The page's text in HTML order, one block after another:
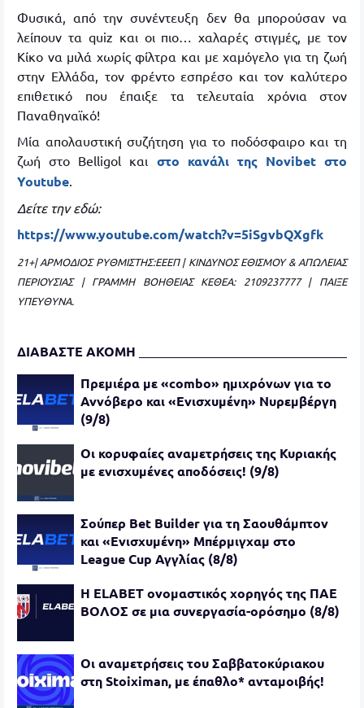
Φυσικά, από την συνέντευξη δεν θα μπορούσαν να
λείπουν τα quiz και οι πιο… χαλαρές στιγμές, με τον
Κίκο να μιλά χωρίς φίλτρα και με χαμόγελο για τη ζωή
στην Ελλάδα, τον φρέντο εσπρέσο και τον καλύτερο
επιθετικό που έπαιξε τα τελευταία χρόνια στον
Παναθηναϊκό!
Μία απολαυστική συζήτηση για το ποδόσφαιρο και τη
ζωή στο Belligol και στο κανάλι της Novibet στο
Youtube.
Δείτε την εδώ:
https://www.youtube.com/watch?v=5iSgvbQXgfk
21+|ΑΡΜΟΔΙΟΣ ΡΥΘΜΙΣΤΗΣ:ΕΕΕΠ| ΚΙΝΔΥΝΟΣ ΕΘΙΣΜΟΥ& ΑΠΩΛΕΙΑΣ
ΠΕΡΙΟΥΣΙΑΣ| ΓΡΑΜΜΗ ΒΟΗΘΕΙΑΣ ΚΕΘΕΑ: 2109237777 | ΠΑΙΞΕ
ΥΠΕΥΘΥΝΑ.
ΔΙΑΒΑΣΤΕ ΑΚΟΜΗ
Πρεμιέρα με «combo» ημιχρόνων για το
Αννόβερο και «Ενισχυμένη» Νυρεμβέργη
(9/8)
Oι κορυφαίες αναμετρήσεις της Κυριακής
με ενισχυμένες αποδόσεις! (9/8)
Σούπερ Bet Builder για τη Σαουθάμπτον
και «Ενισχυμένη» Μπέρμιγχαμ στο
League Cup Αγγλίας (8/8)
Η ELABET ονομαστικός χορηγός της ΠΑΕ
ΒΟΛΟΣ σε μια συνεργασία-ορόσημο (8/8)
Οι αναμετρήσεις του Σαββατοκύριακου
στη Stoiximan, με έπαθλο* ανταμοιβής!